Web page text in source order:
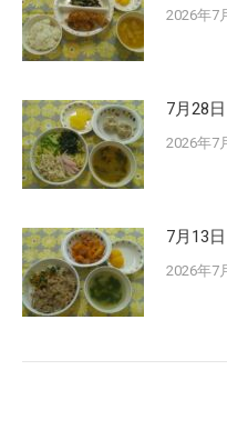
2026年7
7月28日
2026年7
7月13日
2026年7